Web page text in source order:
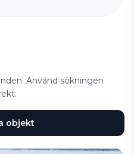
Använd sökningen
objekt